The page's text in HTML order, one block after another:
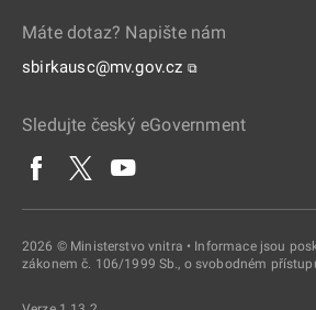
Máte dotaz? Napište nám
sbirkausc@mv.gov.cz ⧉
Sledujte český eGovernment
2026 © Ministerstvo vnitra • Informace jsou
zákonem č. 106/1999 Sb., o svobodném